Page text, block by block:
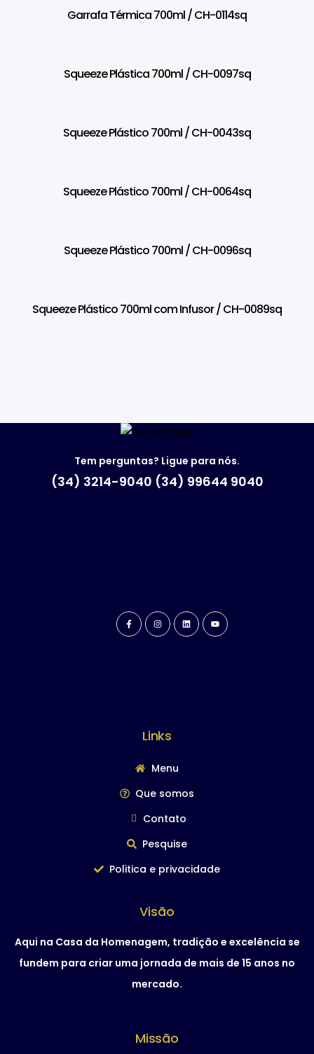
Garrafa Térmica 700ml / CH-0114sq
Squeeze Plástica 700ml / CH-0097sq
Squeeze Plástico 700ml / CH-0043sq
Squeeze Plástico 700ml / CH-0064sq
Squeeze Plástico 700ml / CH-0096sq
Squeeze Plástico 700ml com Infusor / CH-0089sq
Tem perguntas? Ligue para nós.
(34) 3214-9040 (34) 99644 9040
Links
Menu
Que somos
Contato
Pesquise
Politica e privacidade
Visão
Aqui na Casa da Homenagem, tradição e excelência se
fundem para criar uma jornada de mais de 15 anos no
mercado.
Missão